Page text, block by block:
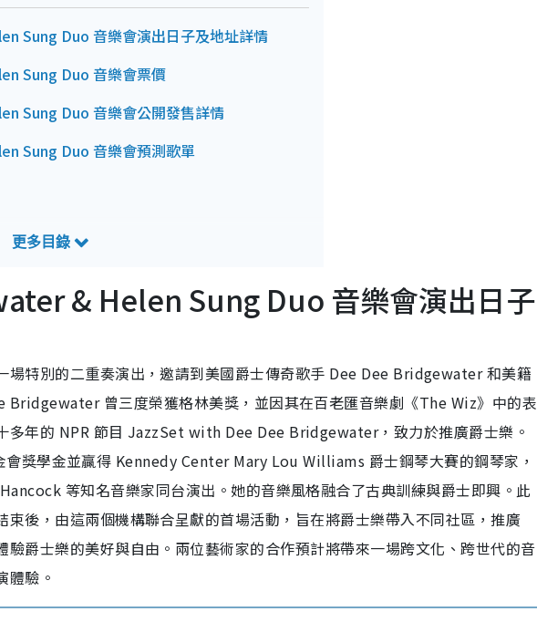
Sung Duo 音樂會演出日子及地址詳情
Sung Duo 音樂會票價
Sung Duo 音樂會公開發售詳情
Sung Duo 音樂會預測歌單
& Helen Sung Duo 音樂會演出日子
場特別的二重奏演出，邀請到美國爵士傳奇歌手 Dee Dee Bridgewater 和美籍
Bridgewater 曾三度榮獲格林美獎，並因其在百老匯音樂劇《The Wiz》中的表
多年的 NPR 節目 JazzSet with Dee Dee Bridgewater，致力於推廣爵士樂。
獎學金並贏得 Kennedy Center Mary Lou Williams 爵士鋼琴大賽的鋼琴家，
等知名音樂家同台演出。她的音樂風格融合了古典訓練與爵士即興。此
束後，由這兩個機構聯合呈獻的首場活動，旨在將爵士樂帶入不同社區，推廣
驗爵士樂的美好與自由。兩位藝術家的合作預計將帶來一場跨文化、跨世代的音
體驗。